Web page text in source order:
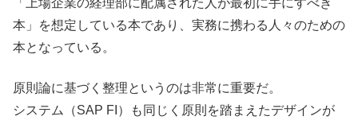
「上場企業の経理部に配属された人が最初に手にすべき
本」を想定している本であり、実務に携わる人々のための
本となっている。
原則論に基づく整理というのは非常に重要だ。
システム（SAP FI）も同じく原則を踏まえたデザインが